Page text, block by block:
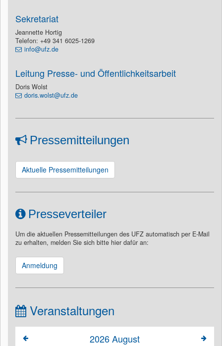
Sekretariat
Jeannette Hortig
Telefon: +49 341 6025-1269
info@ufz.de
Leitung Presse- und Öffentlichkeitsarbeit
Doris Wolst
doris.wolst@ufz.de
Pressemitteilungen
Aktuelle Pressemitteilungen
Presseverteiler
Um die aktuellen Pressemitteilungen des UFZ automatisch per E-Mail
zu erhalten, melden Sie sich bitte hier dafür an:
Anmeldung
Veranstaltungen
2026August